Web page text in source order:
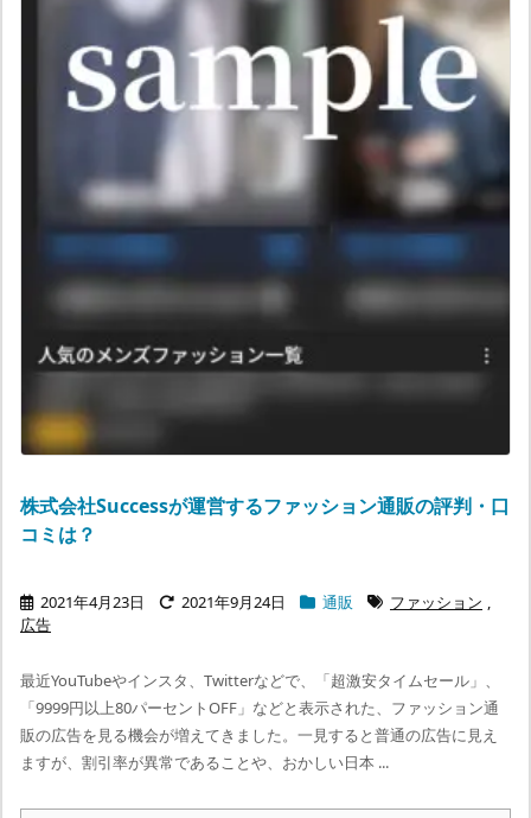
株式会社Successが運営するファッション通販の評判・口
コミは？
2021年4月23日 2021年9月24日 通販 ファッション ,
広告
最近YouTubeやインスタ、Twitterなどで、「超激安タイムセール」、
「9999円以上80パーセントOFF」などと表示された、ファッション通
販の広告を見る機会が増えてきました。一見すると普通の広告に見え
ますが、割引率が異常であることや、おかしい日本 ...